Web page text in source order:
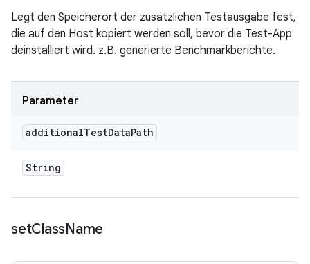
Legt den Speicherort der zusätzlichen Testausgabe fest,
die auf den Host kopiert werden soll, bevor die Test-App
deinstalliert wird. z.B. generierte Benchmarkberichte.
Parameter
additionalTestDataPath
String
setClassName